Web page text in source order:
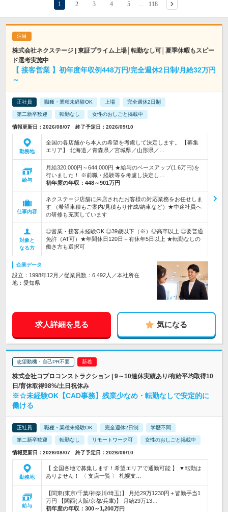
1 2 3 4 5 118
株式会社ネクステージ | 東証プライム上場│転勤なし可│夏季休暇もスピー
ド選考実施中
【 接客営業 】初年度年収例448万円/完全週休2日制/月給32万円
～
正社員 職種・業種未経験OK 上場 完全週休2日制
第二新卒歓迎 転勤なし 女性のおしごと掲載中
情報更新日：2026/08/07 終了予定日：2026/09/10
勤務地
全国の各店舗から本人の希望を考慮して決定します。 【募集
エリア】 北海道／青森県／宮城県／山形県／…
給与
月給320,000円～644,000円 ★給与のベースアップ(1.6万円)を
行いました！ ※前職・経験等を考慮し決定し…
初年度の年収： 448～901万円
仕事内容
ネクステージ店舗に来店されたお客様の対応業務をお任せしま
す （希望車種もご案内/見積もり作成/納車など）★中途社員へ
の研修も充実しています
対象と
なる方
◎営業・接客未経験OK ◎39歳以下（※）◎高卒以上 ◎要普通
免許（AT可）★年間休日120日＋有休年5日以上 ★転勤なしの
働き方も選択可
企業データ
設立：1998年12月／従業員数：6,492人／本社所在
地：愛知県
求人詳細を見る 気になる
志望動機・自己PR不要
株式会社コプロコンストラクション | 9～10連休実績あり/有給平均取得10
日/育休取得98%/土日祝休み
※☆未経験OK【CAD事務】残業少なめ・転勤なしで安定的に
働ける
正社員 職種・業種未経験OK 完全週休2日制 学歴不問
第二新卒歓迎 転勤なし リモートワーク可 女性のおしごと掲載中
情報更新日：2026/08/07 終了予定日：2026/09/10
勤務地
【 全国各地で募集します！希望エリアで通勤可能 】 ▼転勤は
ありません！ 〈 支店一覧 〉 札幌支…
給与
【関東(東京/千葉/神奈川/埼玉)】 月給29万1230円＋皆勤手当1
万円 【関西(大阪/京都/兵庫)】 月給29万13…
初年度の年収： 300～1,200万円